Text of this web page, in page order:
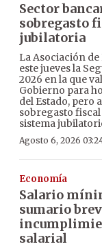
Sector
sobregasto
jubilatoria
La Asociación
este jueves la
2026 en la que
Gobierno para
del Estado, pero
sobregasto
sistema
Agosto 6, 2026
Economía
Salario
sumario
salarial